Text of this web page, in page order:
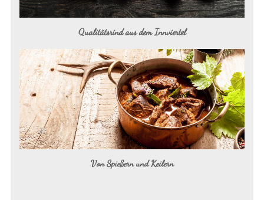
Qualitätsrind aus dem Innviertel
Von Spießern und Keilern